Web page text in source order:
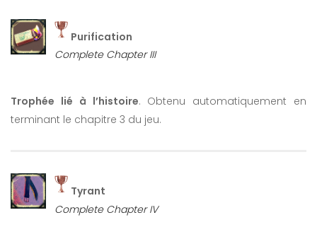
Purification
Complete Chapter III
Trophée lié à l’histoire. Obtenu automatiquement en
terminant le chapitre 3 du jeu.
Tyrant
Complete Chapter IV